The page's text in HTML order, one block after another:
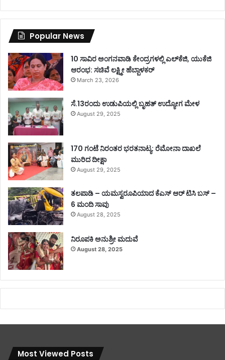
Popular News
10 ಸಾವಿರ ಅಂಗನವಾಡಿ ಕೇಂದ್ರಗಳಲ್ಲಿ ಎಲ್‌ಕೆಜಿ, ಯುಕೆಜಿ
ಆರಂಭ: ಸಚಿವೆ ಲಕ್ಷ್ಮೀ ಹೆಬ್ಬಾಳಕರ್
March 23, 2026
ಸೆ.13ರಂದು ಉಡುಪಿಯಲ್ಲಿ ಬೃಹತ್ ಉದ್ಯೋಗ ಮೇಳ
August 29, 2025
170 ಗಂಟೆ ನಿರಂತರ ಭರತನಾಟ್ಯ: ರೆಮೋನಾ ದಾಖಲೆ
ಮುರಿದ ದೀಕ್ಷಾ
August 29, 2025
ತಲಪಾಡಿ – ಯಮಸ್ವರೂಪಿಯಾದ ಕೆಎಸ್ ಆರ್ ಟಿಸಿ ಬಸ್ –
6 ಮಂದಿ ಸಾವು
August 28, 2025
ನಿರೂಪಕಿ ಅನುಶ್ರೀ ಮದುವೆ
August 28, 2025
Most Viewed Posts